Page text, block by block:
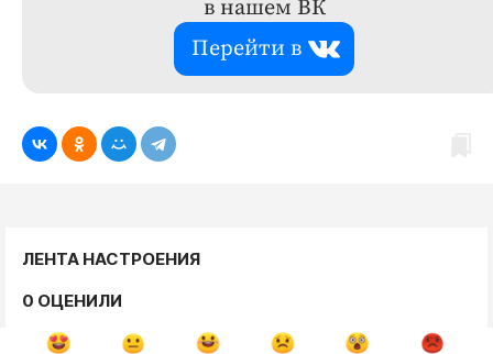
в нашем ВК
Перейти в
ЛЕНТА НАСТРОЕНИЯ
0 ОЦЕНИЛИ